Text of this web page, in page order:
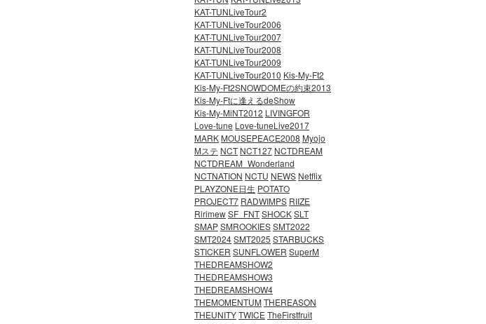
KAT-TUNLiveTour2
KAT-TUNLiveTour2006
KAT-TUNLiveTour2007
KAT-TUNLiveTour2008
KAT-TUNLiveTour2009
KAT-TUNLiveTour2010 Kis-My-Ft2
Kis-My-Ft2SNOWDOMEの約束2013
Kis-My-Ftに逢えるdeShow
Kis-My-MiNT2012 LIVINGFOR
Love-tune Love-tuneLive2017
MARK MOUSEPEACE2008 Myojo
Mステ NCT NCT127 NCTDREAM
NCTDREAM_Wonderland
NCTNATION NCTU NEWS Netflix
PLAYZONE日生 POTATO
PROJECT7 RADWIMPS RIIZE
RirimewSF_FNTSHOCKSLT
SMAPSMROOKIESSMT2022
SMT2024SMT2025 STARBUCKS
STICKER SUNFLOWER SuperM
THEDREAMSHOW2
THEDREAMSHOW3
THEDREAMSHOW4
THEMOMENTUMTHEREASON
THEUNITYTWICETheFirstfruit